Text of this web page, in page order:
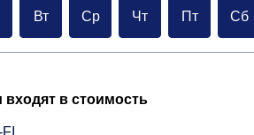
Вт Ср Чт Пт Сб
входят в стоимость